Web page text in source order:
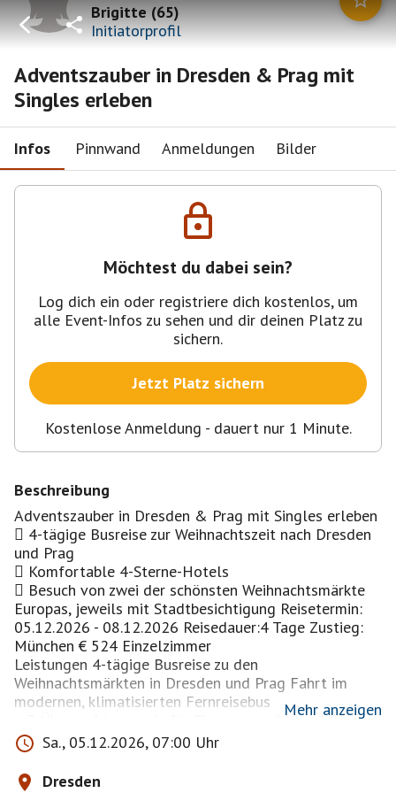
Brigitte(65)
Initiatorprofil
Adventszauber in Dresden & Prag mit
Singles erleben
Infos Pinnwand Anmeldungen Bilder
Möchtest du dabei sein?
Log dich ein oder registriere dich kostenlos, um
alle Event-Infos zu sehen und dir deinen Platz zu
sichern.
Jetzt Platz sichern
Kostenlose Anmeldung - dauert nur 1 Minute.
Beschreibung
Adventszauber in Dresden & Prag mit Singles erleben
 4-tägige Busreise zur Weihnachtszeit nach Dresden
und Prag
 Komfortable 4-Sterne-Hotels
 Besuch von zwei der schönsten Weihnachtsmärkte
Europas, jeweils mit Stadtbesichtigung Reisetermin:
05.12.2026 - 08.12.2026 Reisedauer:4 Tage Zustieg:
München € 524 Einzelzimmer
Leistungen 4-tägige Busreise zu den
Weihnachtsmärkten in Dresden und Prag Fahrt im
modernen, klimatisierten Fernreisebus
• 3 Übernachtungen in für Sie ausgewählten 4-Sterne-
Hotels, davon
- 1 x in Dresden, z. B. Ramada by Wyndham Dresden o.
a.
Mehr anzeigen
Sa., 05.12.2026, 07:00 Uhr
Dresden